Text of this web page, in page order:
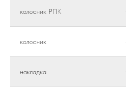
колосник РПК
колосник
накладка